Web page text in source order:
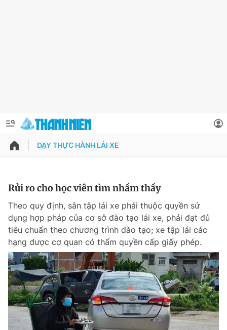
QUẢNG CÁO
Chuyên mục
Chuyên mục khác
Chào ngày mới Tin 24h
Tin thị trường Tin 360
Video Magazine
Thông tin tài khoản
Đổi mật khẩu
Tin đã lưu
Tin đã xem
Đăng xuất
DẠY THỰC HÀNH LÁI XE
Rủi ro cho học viên tìm nhầm thầy
Theo quy định, sân tập lái xe phải thuộc quyền sử
dụng hợp pháp của cơ sở đào tạo lái xe, phải đạt đủ
tiêu chuẩn theo chương trình đào tạo; xe tập lái các
hạng được cơ quan có thẩm quyền cấp giấy phép.